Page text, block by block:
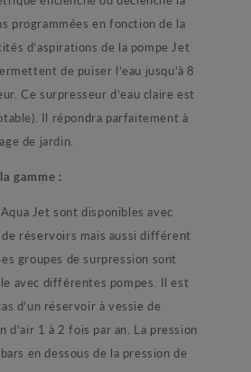
programmées en fonction de la
d’aspirations de la pompe Jet
de puiser l’eau jusqu’à 8
Ce surpresseur d’eau claire est
Il répondra parfaitement à
de jardin.
gamme :
Jet sont disponibles avec
réservoirs mais aussi différent
groupes de surpression sont
avec différentes pompes. Il est
d’un réservoir à vessie de
d’air 1 à 2 fois par an. La pression
en dessous de la pression de